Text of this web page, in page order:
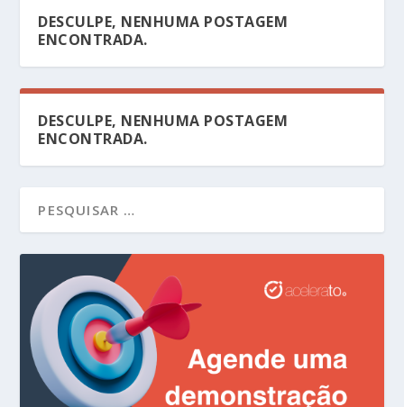
DESCULPE, NENHUMA POSTAGEM
ENCONTRADA.
DESCULPE, NENHUMA POSTAGEM
ENCONTRADA.